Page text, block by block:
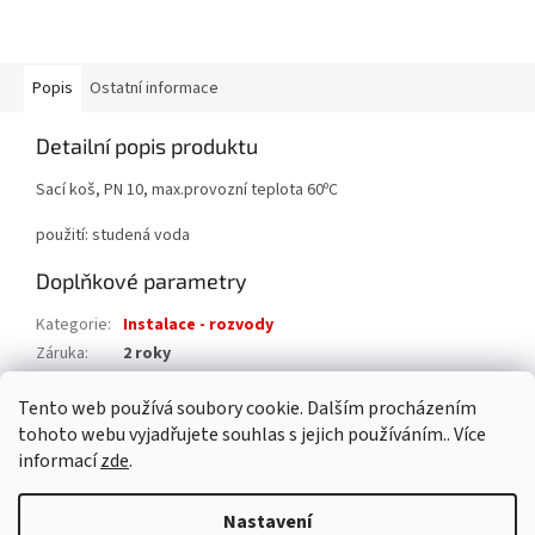
Tento web používá soubory cookie. Dalším procházením
tohoto webu vyjadřujete souhlas s jejich používáním.. Více
informacízde.
Nastavení
Popis Ostatní informace
Detailní popis produktu
Sací koš, PN 10, max.provozní teplota 60ºC
použití: studená voda
Doplňkové parametry
Kategorie: Instalace - rozvody
Záruka:
2 roky
EAN: 8595042130379
Vytvořil Shoptet